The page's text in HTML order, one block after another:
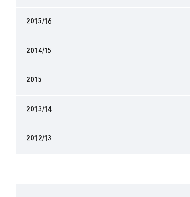
2015/16
2014/15
2015
2013/14
2012/13